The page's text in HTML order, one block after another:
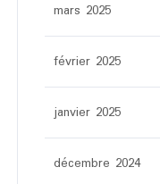
mars 2025
février 2025
janvier 2025
décembre 2024